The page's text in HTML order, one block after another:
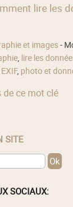
lire les
et images-
, lire les
, photo et
de ce mot clé
SITE
SOCIAUX: